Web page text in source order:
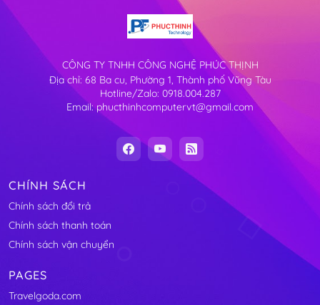
CÔNG TY TNHH CÔNG NGHỆ PHÚC THỊNH
Địa chỉ: 68 Ba cu, Phường 1, Thành phố Vũng Tàu
Hotline/Zalo: 0918.004.287
Email: phucthinhcomputervt@gmail.com
CHÍNH SÁCH
Chính sách đổi trả
Chính sách thanh toán
Chính sách vận chuyển
PAGES
Travelgoda.com